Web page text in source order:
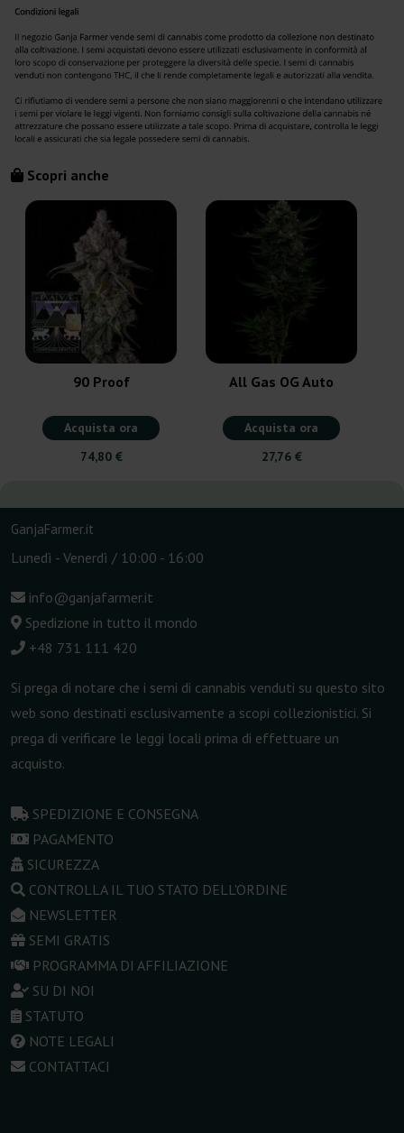
Scopri anche
90 Proof
Acquista ora
74,80 €
All Gas OG Auto
Acquista ora
27,76 €
GanjaFarmer.it
Lunedì - Venerdì / 10:00 - 16:00
info@ganjafarmer.it
Spedizione in tutto il mondo
+48 731 111 420
Si prega di notare che i semi di cannabis venduti su questo sito
web sono destinati esclusivamente a scopi collezionistici. Si
prega di verificare le leggi locali prima di effettuare un
acquisto.
SPEDIZIONE E CONSEGNA
PAGAMENTO
SICUREZZA
CONTROLLA IL TUO STATO DELL'ORDINE
NEWSLETTER
SEMI GRATIS
PROGRAMMA DI AFFILIAZIONE
SU DI NOI
STATUTO
NOTE LEGALI
CONTATTACI